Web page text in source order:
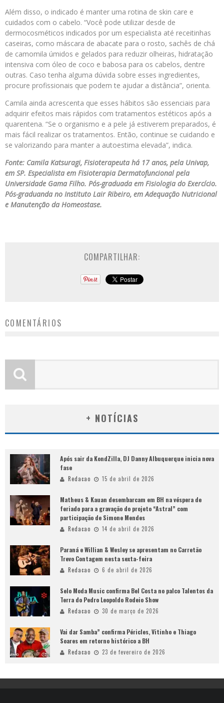
Além disso, o indicado é manter uma rotina de skin care e
cuidados com o cabelo. “Você pode utilizar desde de
dermocosméticos indicados por um especialista até receitinhas
caseiras, como máscara de abacate para o rosto, sachês de chá
de camomila úmidos e gelados para reduzir olheiras, hidratação
intensiva com óleo de coco e babosa para os cabelos, dentre
outras. Caso tenha alguma dúvida sobre esses ingredientes,
procure profissionais que podem te ajudar a distância”, orienta.
Camila ainda acrescenta que esses hábitos são essenciais para
adquirir efeitos mais rápidos com tratamentos estéticos após a
quarentena. “Se o organismo e a pele já estiverem preparados, é
mais fácil realizar os tratamentos. Então, continue se cuidando e
se valorizando para manter a autoestima elevada”, indica.
Fonte: Camila Katsuragi, Fisioterapeuta há 17 anos, pela Univap,
em SP. Especialista em Fisioterapia Dermatofuncional pela
Universidade Gama Filho. Pós-graduada em Fisiologia do Exercício.
Pós-graduanda no Instituto Lair Ribeiro, em Adequação Nutricional
e Manutenção da Homeostase.
COMPARTILHAR:
COMENTÁRIOS
+ NOTÍCIAS
Após sair da KondZilla, DJ Danny Albuquerque inicia nova
fase
Redacao 15 de abril de 2026
Matheus & Kauan desembarcam em BH na véspera de
feriado para a gravação do projeto “Astral” com
participação de Simone Mendes
Redacao 14 de abril de 2026
Paraná e Willian & Wesley se apresentam no Carretão
Trevo Contagem nesta sexta-feira
Redacao 6 de abril de 2026
Selo Moda Music confirma Bel Costa no palco Talentos da
Terra do Pedro Leopoldo Rodeio Show
Redacao 30 de março de 2026
Vai dar Samba” confirma Péricles, Vitinho e Thiago
Soares em retorno histórico a BH
Redacao 23 de fevereiro de 2026